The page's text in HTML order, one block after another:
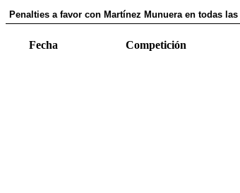
Penalties a favor con Martínez Munuera en todas
Fecha Competición